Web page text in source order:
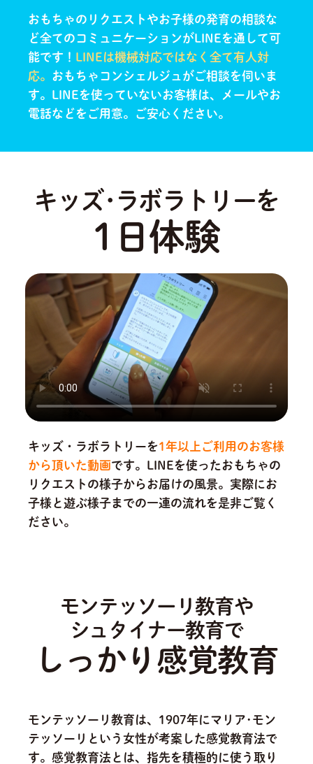
おもちゃのリクエストやお子様の発育の相談な
ど全てのコミュニケーションがLINEを通して可
能です！ LINEは機械対応ではなく全て有人対
応。 おもちゃコンシェルジュがご相談を伺いま
す。 LINEを使っていないお客様は、メールやお
電話などをご用意。ご安心ください。
キッズ･ラボラトリーを
1日体験
キッズ・ラボラトリーを1年以上ご利用のお客様
から頂いた動画です。 LINEを使ったおもちゃの
リクエストの様子からお届けの風景。実際にお
子様と遊ぶ様子までの一連の流れを是非ご覧く
ださい。
モンテッソーリ教育や
シュタイナー教育で
しっかり感覚教育
モンテッソーリ教育は、1907年にマリア･モン
テッソーリという女性が考案した感覚教育法で
す。感覚教育法とは、指先を積極的に使う取り